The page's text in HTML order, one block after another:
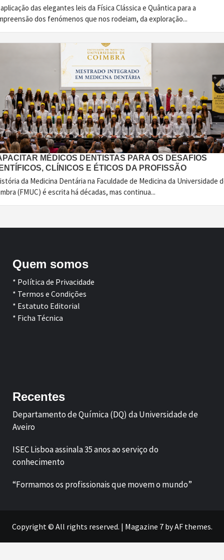
das elegantes leis da Física Clássica e Quântica para a
dos fenómenos que nos rodeiam, da exploração...
MÉDICOS DENTISTAS PARA OS DESAFIOS
CLÍNICOS E ÉTICOS DA PROFISSÃO
da Medicina Dentária na Faculdade de Medicina da Universidade
(FMUC) é escrita há décadas, mas continua...
Quem somos
* Política de Privacidade
* Termos e Condições
* Estatuto Editorial
* Ficha Técnica
Recentes
Departamento de Química (DQ) da Universidade de
Aveiro
ISEC Lisboa assinala 35 anos ao serviço do
conhecimento
“Formamos os profissionais que movem o mundo”
Copyright © All rights reserved. | Magazine 7by AF themes.